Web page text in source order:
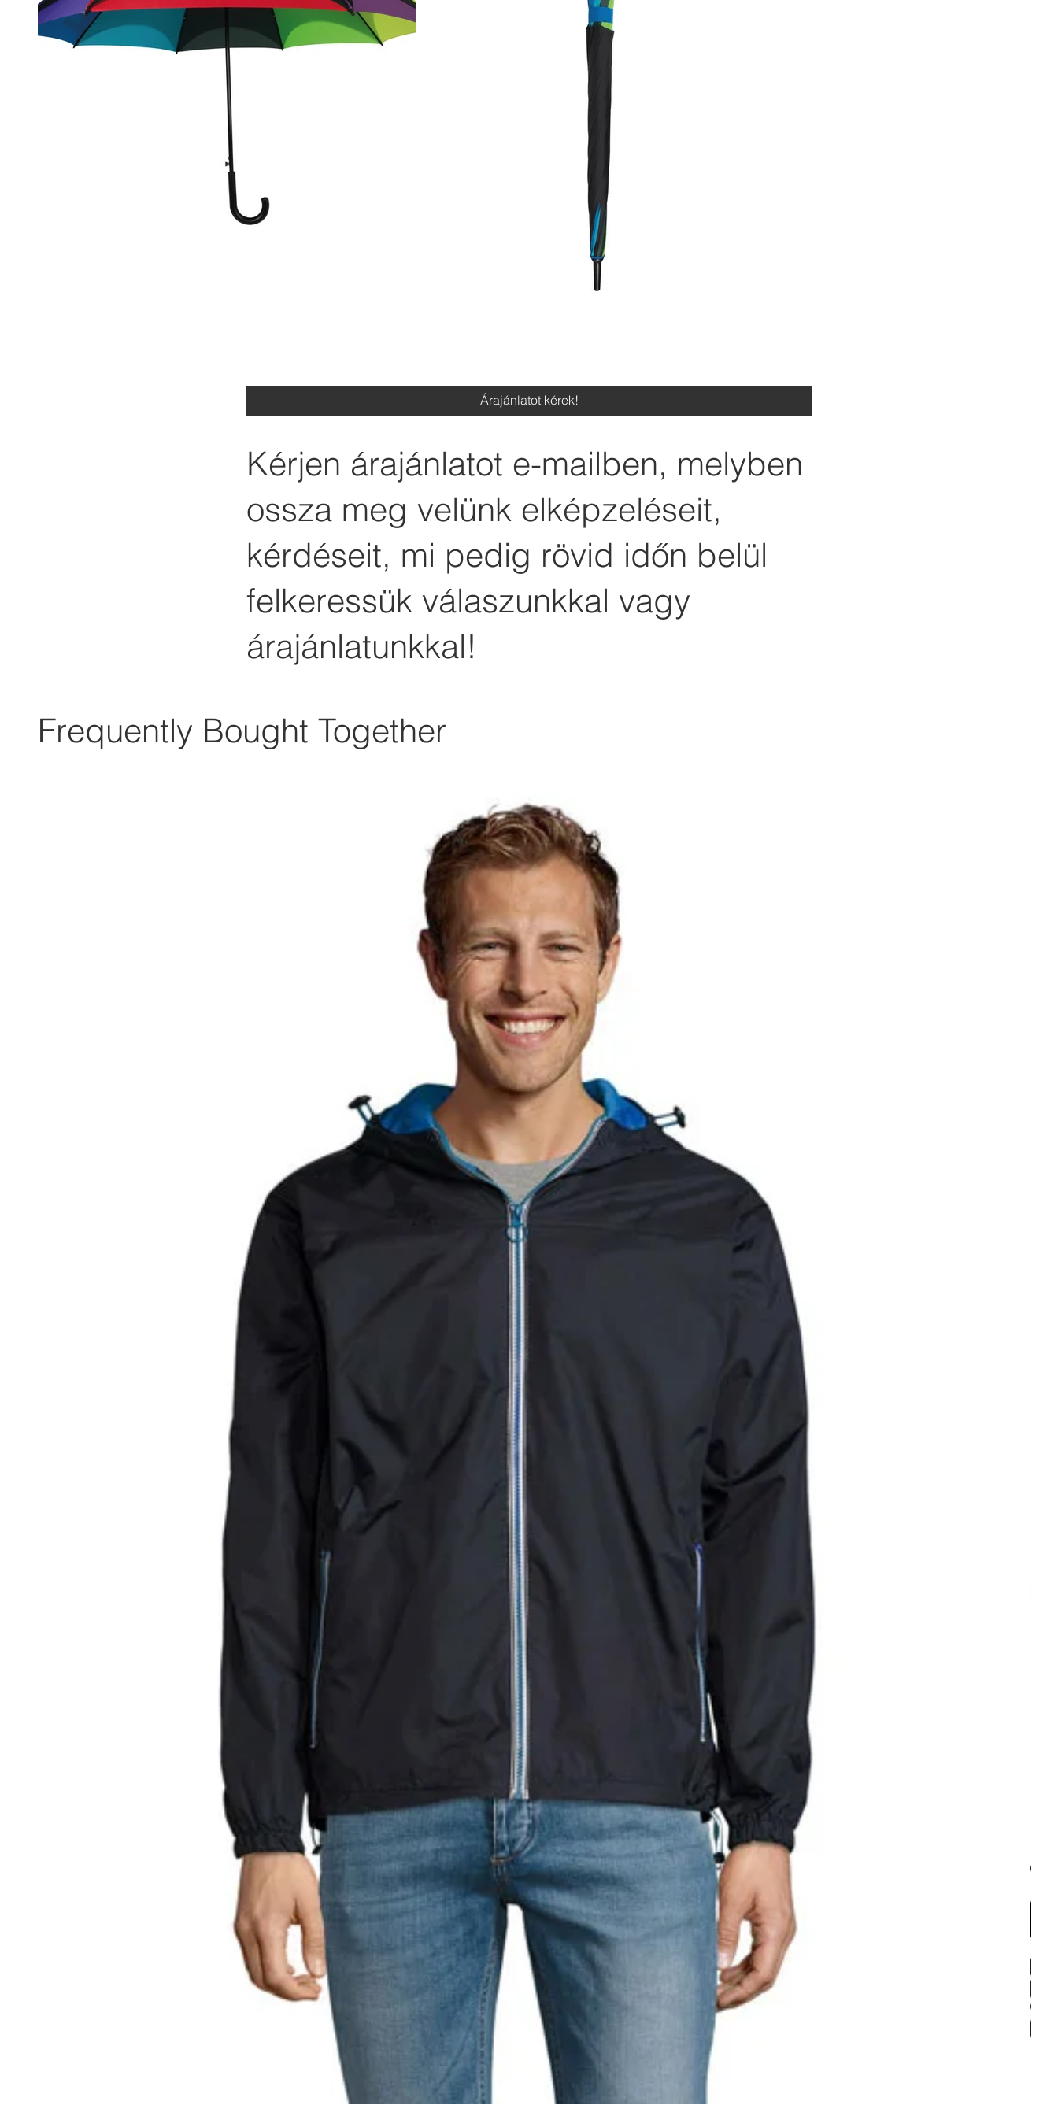
Árajánlatot kérek!
Kérjen árajánlatot e-mailben, melyben
ossza meg velünk elképzeléseit,
kérdéseit, mi pedig rövid időn belül
felkeressük válaszunkkal vagy
árajánlatunkkal!
Frequently Bought Together